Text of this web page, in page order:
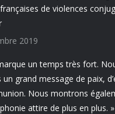
de violences
2019
un temps très fort.
un grand message de paix,
Nous montrons
attire de plus en plus. »